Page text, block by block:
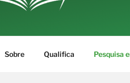
Sobre Qualifica Pesquisa